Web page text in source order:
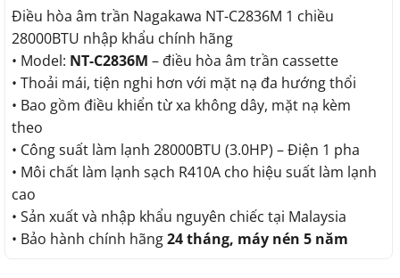
22.050.000. là:
20.090.000.
Điều hòa âm trần Nagakawa NT-C2836M 1 chiều
28000BTU nhập khẩu chính hãng
• Model: NT-C2836M – điều hòa âm trần cassette
• Thoải mái, tiện nghi hơn với mặt nạ đa hướng thổi
• Bao gồm điều khiển từ xa không dây, mặt nạ kèm
theo
• Công suất làm lạnh 28000BTU (3.0HP) – Điện 1 pha
• Môi chất làm lạnh sạch R410A cho hiệu suất làm lạnh
cao
• Sản xuất và nhập khẩu nguyên chiếc tại Malaysia
• Bảo hành chính hãng24 tháng, máy nén 5 năm